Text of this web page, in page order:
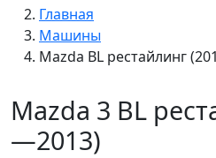
Главная
Машины
Mazda BL рестайлинг
Mazda 3 BL
—2013)